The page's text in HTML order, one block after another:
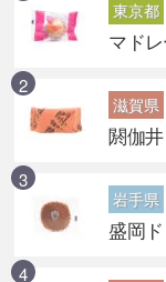
東京都
マドレ
滋賀県
閼伽
岩手県
盛岡